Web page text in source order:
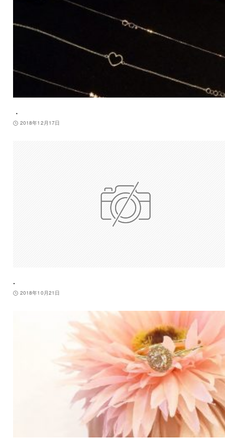
．
2018年12月17日
.
2018年10月21日